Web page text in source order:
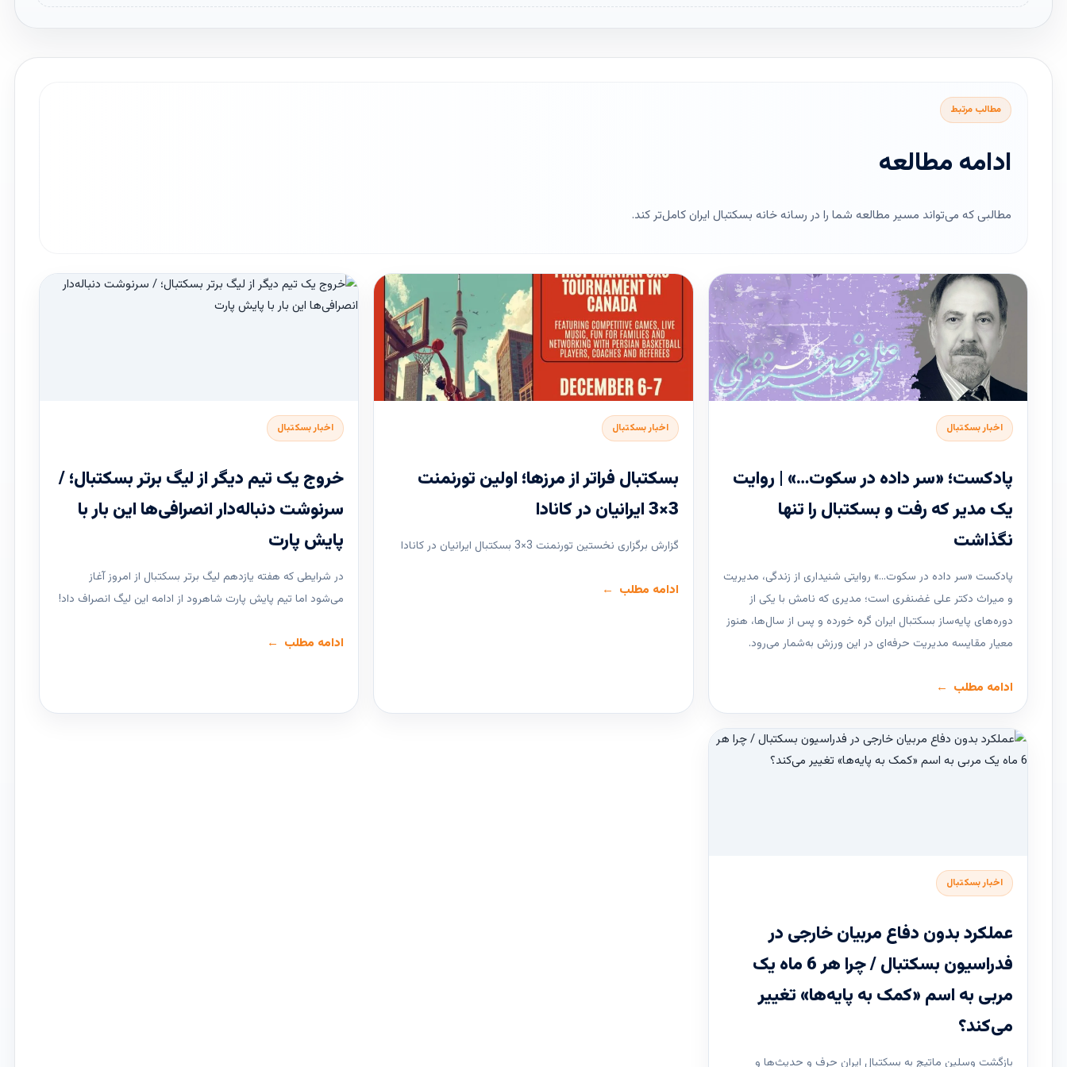
مطالب مرتبط
ادامه مطالعه
مطالبی که می‌تواند مسیر مطالعه شما را در رسانه خانه بسکتبال ایران کامل‌تر کند.
اخبار بسکتبال
پادکست؛ «سر داده در سکوت…» | روایت
یک مدیر که رفت و بسکتبال را تنها
نگذاشت
پادکست «سر داده در سکوت…» روایتی شنیداری از زندگی، مدیریت
و میراث دکتر علی غضنفری است؛ مدیری که نامش با یکی از
دوره‌های پایه‌ساز بسکتبال ایران گره خورده و پس از سال‌ها، هنوز
معیار مقایسه مدیریت حرفه‌ای در این ورزش به‌شمار می‌رود.
ادامه مطلب
اخبار بسکتبال
بسکتبال فراتر از مرزها؛ اولین تورنمنت
3×3 ایرانیان در کانادا
گزارش برگزاری نخستین تورنمنت 3×3 بسکتبال ایرانیان در کانادا
ادامه مطلب
اخبار بسکتبال
خروج یک تیم دیگر از لیگ برتر بسکتبال؛ /
سرنوشت دنباله‌دار انصرافی‌ها این بار با
پایش پارت
در شرایطی که هفته یازدهم لیگ ‌برتر بسکتبال از امروز آغاز
می‌شود اما تیم پایش پارت شاهرود از ادامه این لیگ انصراف داد!
ادامه مطلب
اخبار بسکتبال
عملکرد بدون دفاع مربیان خارجی در
فدراسیون بسکتبال / چرا هر 6 ماه یک
مربی به اسم «کمک به پایه‌ها» تغییر
می‌کند؟
بازگشت وسلین ماتیچ به بسکتبال ایران حرف و حدیث‌ها و